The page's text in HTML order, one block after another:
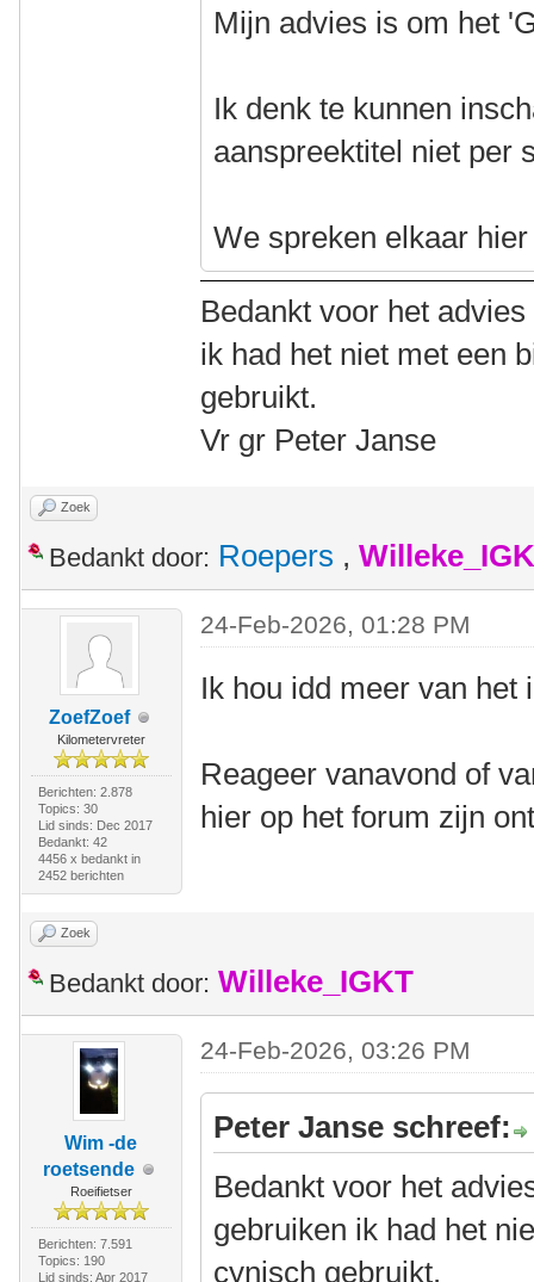
Mijn advies is om het
Ik denk te kunnen
aanspreektitel niet per
We spreken elkaar
Bedankt voor het
ik had het niet met een
gebruikt.
Vr gr Peter Janse
Zoek
Bedankt door: Roepers ,
ZoefZoef
Kilometervreter
Berichten: 2.878
Topics: 30
Lid sinds: Dec 2017
Bedankt: 42
4456 x bedankt in
2452 berichten
24-Feb-2026, 01:28 PM
Ik hou idd meer van
Reageer vanavond of
hier op het forum zijn
Zoek
Bedankt door: Willeke_IGKT
Wim -de
roetsende
Roeifietser
Berichten: 7.591
Topics: 190
Lid sinds: Apr 2017
24-Feb-2026, 03:26 PM
Peter Janse schreef:
Bedankt voor het
gebruiken ik had het
cynisch gebruikt.